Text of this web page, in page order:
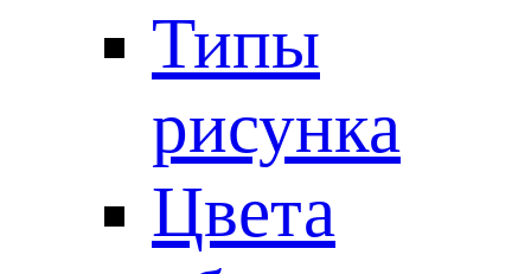
Типы
рисунка
Цвета